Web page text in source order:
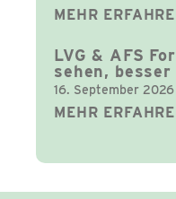
MEHR
LVG & AFS
sehen,
16. September 2026
MEHR